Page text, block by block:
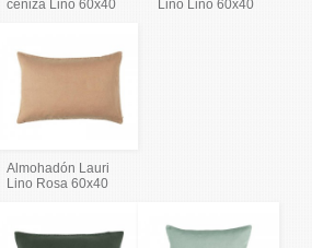
ceniza Lino 60x40
Lino Lino 60x40
Almohadón Lauri
Lino Rosa 60x40